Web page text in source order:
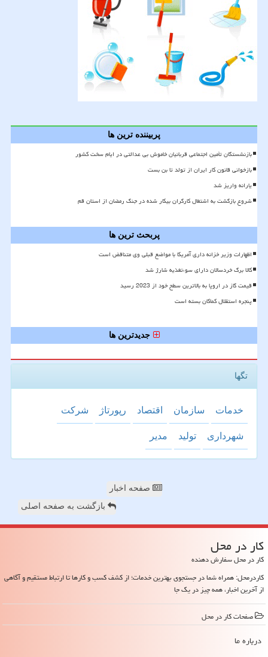
پربیننده ترین ها
بازنشستگان تأمین اجتماعی قربانیان خاموش بی عدالتی در ایام سخت کشور
بازخوانی قانون کار ایران از تولد تا بن بست
یارانه واریز شد
شروع بازگشت به اشتغال کارگران بیکار شده در جنگ رمضان از استان قم
پربحث ترین ها
اظهارات وزیر خزانه داری آمریکا با مواضع قبلی وی متناقض است
کالا برگ خردسالان دارای سوءتغذیه شارژ شد
قیمت گاز در اروپا به بالاترین سطح خود از 2023 رسید
پنجره استقلال کماکان بسته است
جدیدترین ها
تگها
خدمات سازمان اقتصاد رپورتاژ شركت
شهرداری تولید مدیر
صفحه اخبار
بازگشت به صفحه اصلی
كار در محل
کار در محل سفارش دهنده
کاردرمحل: همراه شما در جستجوی بهترین خدمات؛ از کشف کسب و کارها تا ارتباط مستقیم و آگاهی
از آخرین اخبار، همه چیز در یک جا
صفحات كار در محل
درباره ما